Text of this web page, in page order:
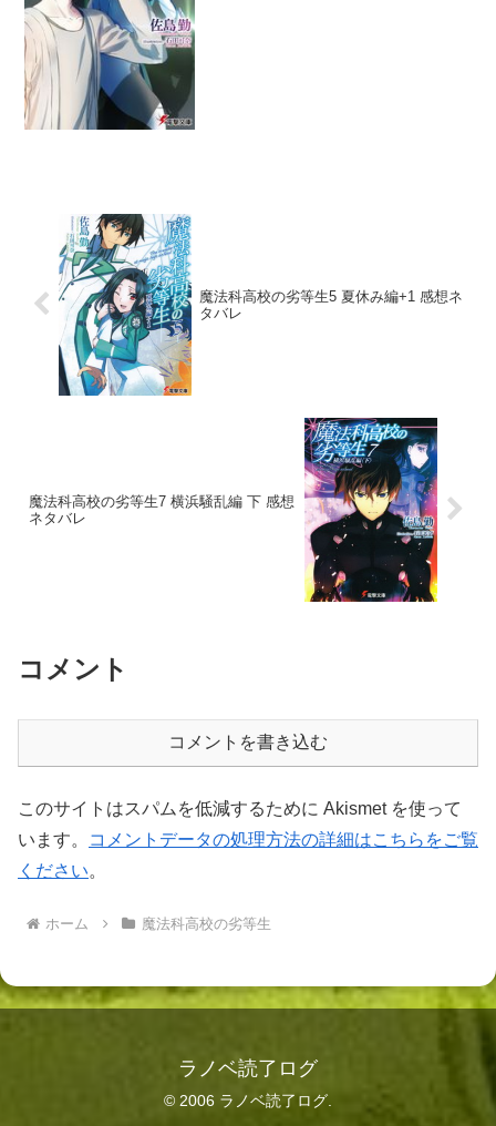
魔法科高校の劣等生5 夏休み編+1 感想ネ
タバレ
魔法科高校の劣等生7 横浜騒乱編 下 感想
ネタバレ
コメント
コメントを書き込む
このサイトはスパムを低減するために Akismet を使って
います。
コメントデータの処理方法の詳細はこちらをご覧
ください。
ホーム 魔法科高校の劣等生
ラノベ読了ログ
© 2006 ラノベ読了ログ.